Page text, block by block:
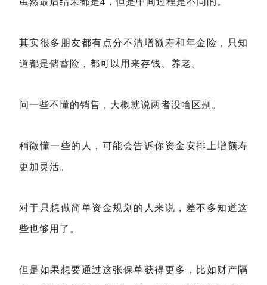
其实很多朋友都有点分不清增额寿和年金险，只知
道都是储蓄险，都可以用来存钱、养老。
问一些不懂的销售，大概就说两者没啥区别。
稍微懂一些的人，可能会告诉你资金安排上增额寿
更加灵活。
对于只想做简单资金规划的人来说，差不多知道这
些也够用了。
但是如果想要通过这张保单获得更多，比如财产隔